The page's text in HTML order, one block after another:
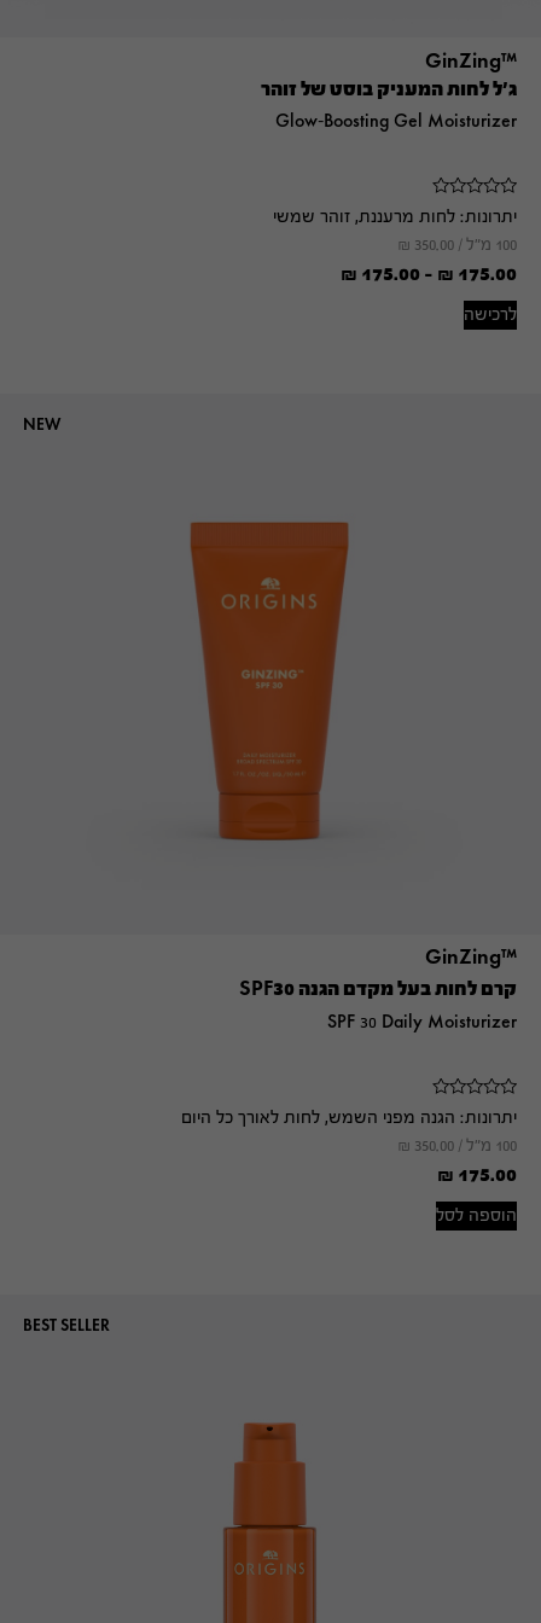
™GinZing
ג'ל לחות המעניק בוסט של זוהר
Glow-Boosting Gel Moisturizer
יתרונות: לחות מרעננת, זוהר שמשי
100 מ"ל / ₪ 350.00
₪ 175.00
-
₪ 175.00
לרכישה
NEW
™GinZing
קרם לחות בעל מקדם הגנה SPF30
SPF 30 Daily Moisturizer
יתרונות: הגנה מפני השמש, לחות לאורך כל היום
100 מ"ל / ₪ 350.00
₪ 175.00
הוספה לסל
BEST SELLER